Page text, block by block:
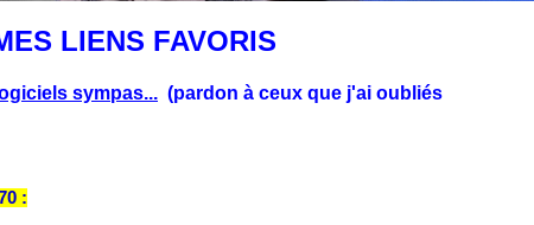
LIENS FAVORIS
sympas... (pardon à ceux que j'ai oubliés
: